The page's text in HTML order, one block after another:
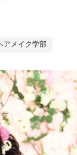
アメイク学部